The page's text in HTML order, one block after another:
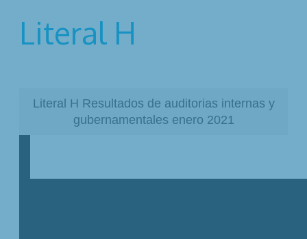
Literal H
Literal H Resultados de auditorias internas y
gubernamentales enero 2021